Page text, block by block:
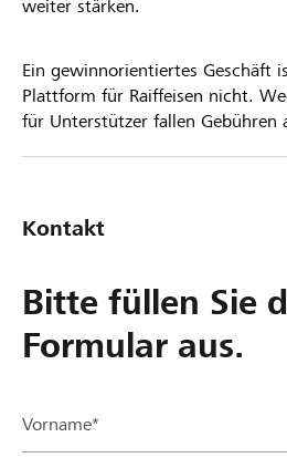
weiter stärken.
Ein gewinnorientiertes Geschäft
Plattform für Raiffeisen nicht.
für Unterstützer fallen
Kontakt
Bitte füllen Sie
Formular aus.
Vorname*